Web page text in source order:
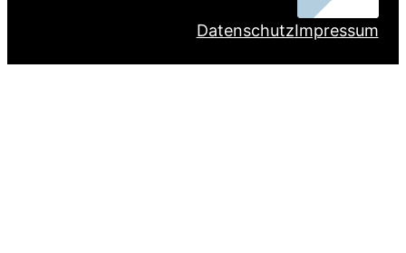
DatenschutzImpressum